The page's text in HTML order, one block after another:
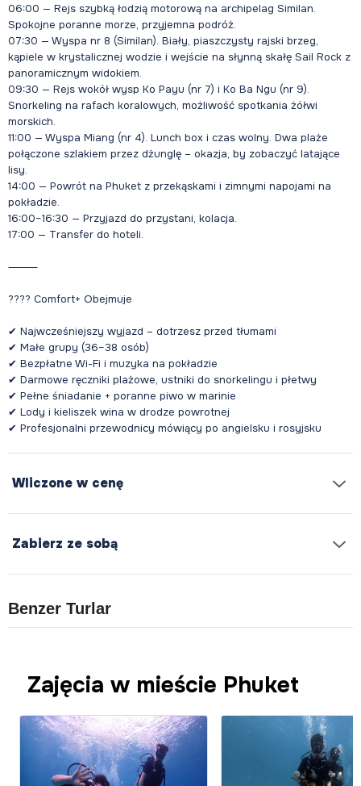
06:00 — Rejs szybką łodzią motorową na archipelag Similan.
Spokojne poranne morze, przyjemna podróż.
07:30 — Wyspa nr 8 (Similan). Biały, piaszczysty rajski brzeg,
kąpiele w krystalicznej wodzie i wejście na słynną skałę Sail Rock z
panoramicznym widokiem.
09:30 — Rejs wokół wysp Ko Payu (nr 7) i Ko Ba Ngu (nr 9).
Snorkeling na rafach koralowych, możliwość spotkania żółwi
morskich.
11:00 — Wyspa Miang (nr 4). Lunch box i czas wolny. Dwa plaże
połączone szlakiem przez dżunglę – okazja, by zobaczyć latające
lisy.
14:00 — Powrót na Phuket z przekąskami i zimnymi napojami na
pokładzie.
16:00–16:30 — Przyjazd do przystani, kolacja.
17:00 — Transfer do hoteli.
⸻
???? Comfort+ Obejmuje
✔ Najwcześniejszy wyjazd – dotrzesz przed tłumami
✔ Małe grupy (36–38 osób)
✔ Bezpłatne Wi-Fi i muzyka na pokładzie
✔ Darmowe ręczniki plażowe, ustniki do snorkelingu i płetwy
✔ Pełne śniadanie + poranne piwo w marinie
✔ Lody i kieliszek wina w drodze powrotnej
Wliczone w cenę
Zabierz ze sobą
Benzer Turlar
Zajęcia w mieście Phuket